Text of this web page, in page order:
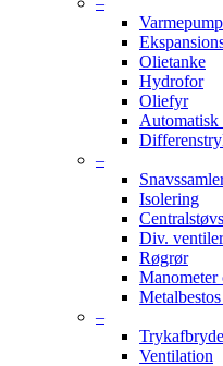
Olietanke
Hydrofor
Oliefyr
–
Isolering
Div. ventiler
Røgrør
Manometer
–
Ventilation